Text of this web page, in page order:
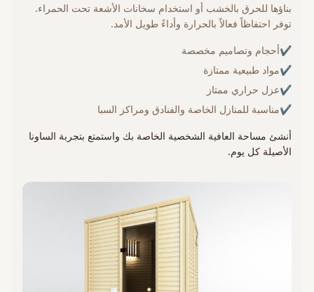
بناؤها للحرق بالخشب أو استخدام سخانات الأشعة تحت الحمراء.
توفر احتفاظاً فعالاً بالحرارة وأداءً طويل الأمد.
✔أحجام وتصاميم مخصصة
✔مواد طبيعية ممتازة
✔عزل حراري ممتاز
✔مناسبة للمنازل الخاصة والفنادق ومراكز السبا
أنشئ مساحة العافية الشخصية الخاصة بك واستمتع بتجربة الساونا
الأصيلة كل يوم.